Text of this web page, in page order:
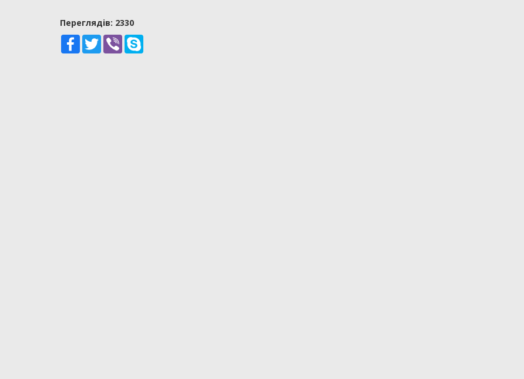
Переглядiв: 2330
Facebook
TwitterViber